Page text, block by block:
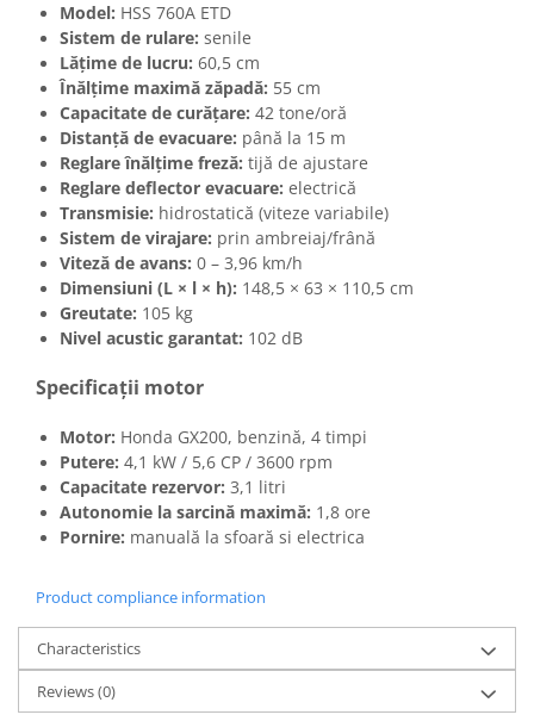
Model: HSS 760A ETD
Sistem de rulare: senile
Lățime de lucru: 60,5 cm
Înălțime maximă zăpadă: 55 cm
Capacitate de curățare: 42 tone/oră
Distanță de evacuare: până la 15 m
Reglare înălțime freză: tijă de ajustare
Reglare deflector evacuare: electrică
Transmisie: hidrostatică (viteze variabile)
Sistem de virajare: prin ambreiaj/frână
Viteză de avans: 0 – 3,96 km/h
Dimensiuni (L × l × h): 148,5 × 63 × 110,5 cm
Greutate: 105 kg
Nivel acustic garantat: 102 dB
Specificații motor
Motor: Honda GX200, benzină, 4 timpi
Putere: 4,1 kW / 5,6 CP / 3600 rpm
Capacitate rezervor: 3,1 litri
Autonomie la sarcină maximă: 1,8 ore
Pornire: manuală la sfoară si electrica
Product compliance information
Characteristics
Reviews(0)